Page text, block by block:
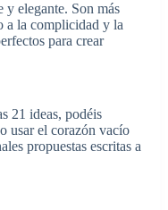
y elegante. Son más
a la complicidad y la
para crear
21 ideas, podéis
usar el corazón vacío
propuestas escritas a